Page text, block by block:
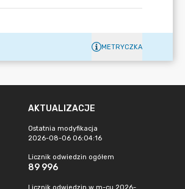
METRYCZKA
AKTUALIZACJE
Ostatnia modyfikacja
2026-08-06 06:04:16
Licznik odwiedzin ogółem
89 996